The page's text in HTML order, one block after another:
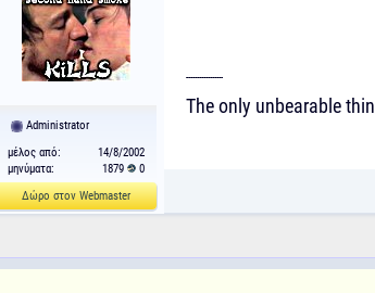
Administrator
μέλος από:
14/8/2002
μηνύματα:
1879
0
Δώρο στον Webmaster
-----------------
The only unbearable